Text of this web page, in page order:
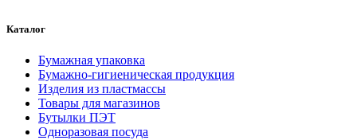
Каталог
Бумажная упаковка
Бумажно-гигиеническая продукция
Изделия из пластмассы
Товары для магазинов
Бутылки ПЭТ
Одноразовая посуда